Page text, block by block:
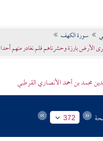
سورة الكهف
الأرض بارزة وحشرناهم فلم نغادر منهم أحدا
محمد بن أحمد الأنصاري القرطبي
372